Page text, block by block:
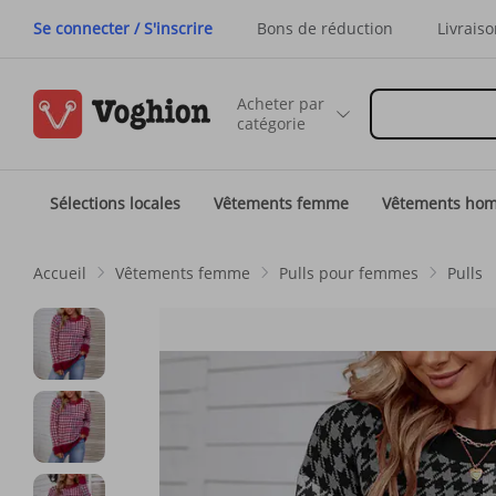
Se connecter / S'inscrire Bons de réduction
Acheter par
catégorie
Sélections locales Vêtements femme Vêtements
Accueil Vêtements femme Pulls pour femmes Pulls